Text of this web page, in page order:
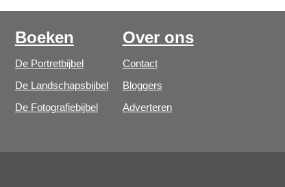
Boeken
De Portretbijbel
De Landschapsbijbel
De Fotografiebijbel
Over ons
Contact
Bloggers
Adverteren